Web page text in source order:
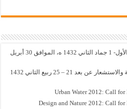
■ ■ تصميم ثلاثي الابعاد 26 جماد الأول- 1 جماد الثاني 1432 ه، الموافق 30 أبريل
مقدمة لنظم المعلومات الجغرافية والاستشعار عن بعد 21 – 25 ربيع الثاني 1432
Urban Water 2012: Call for
Design and Nature 2012: Call for